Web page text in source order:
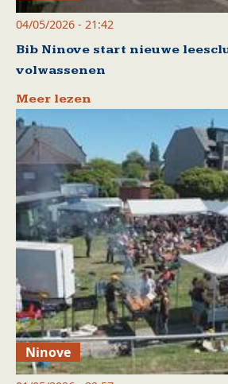
04/05/2026 - 21:42
Bib Ninove start nieuwe
volwassenen
Meer lezen
Ninove